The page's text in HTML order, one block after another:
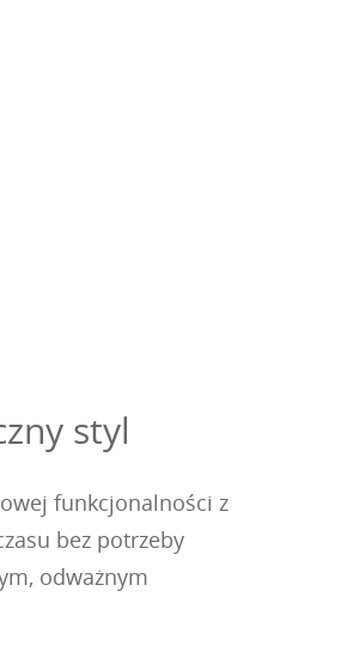
styl
funkcjonalności z
bez potrzeby
odważnym